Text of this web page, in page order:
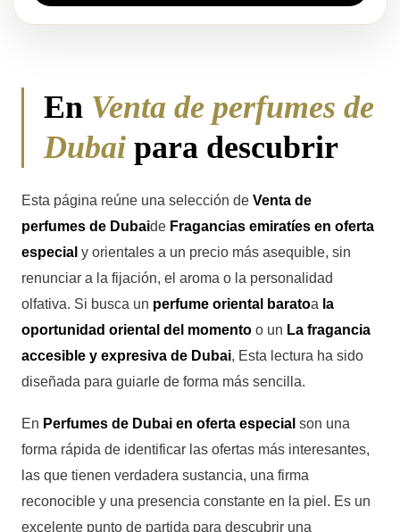
En Venta de perfumes de
Dubai para descubrir
Esta página reúne una selección de Venta de
perfumes de Dubaide Fragancias emiratíes en oferta
especial y orientales a un precio más asequible, sin
renunciar a la fijación, el aroma o la personalidad
olfativa. Si busca un perfume oriental baratoa la
oportunidad oriental del momento o un La fragancia
accesible y expresiva de Dubai, Esta lectura ha sido
diseñada para guiarle de forma más sencilla.
En Perfumes de Dubai en oferta especial son una
forma rápida de identificar las ofertas más interesantes,
las que tienen verdadera sustancia, una firma
reconocible y una presencia constante en la piel. Es un
excelente punto de partida para descubrir una